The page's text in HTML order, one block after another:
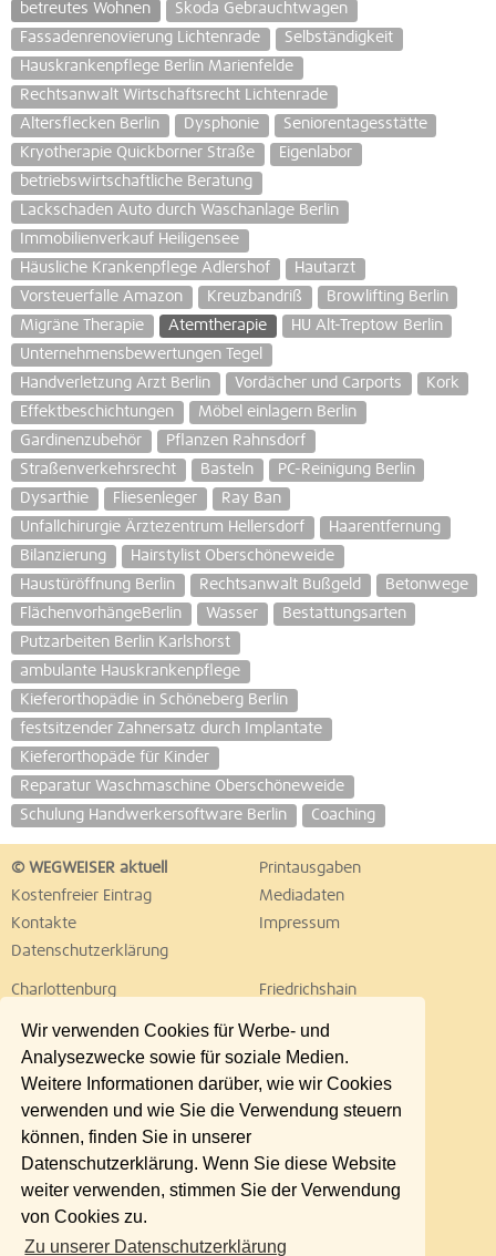
Wir verwenden Cookies für Werbe- und
Analysezwecke sowie für soziale Medien.
Weitere Informationen darüber, wie wir Cookies
verwenden und wie Sie die Verwendung steuern
können, finden Sie in unserer
Datenschutzerklärung. Wenn Sie diese Website
weiter verwenden, stimmen Sie der Verwendung
von Cookies zu.
Zu unserer Datenschutzerklärung
betreutes Wohnen
Skoda Gebrauchtwagen
Fassadenrenovierung Lichtenrade
Selbständigkeit
Hauskrankenpflege Berlin Marienfelde
Rechtsanwalt Wirtschaftsrecht Lichtenrade
Altersflecken Berlin
Dysphonie
Seniorentagesstätte
Kryotherapie Quickborner Straße
Eigenlabor
betriebswirtschaftliche Beratung
Lackschaden Auto durch Waschanlage Berlin
Immobilienverkauf Heiligensee
Häusliche Krankenpflege Adlershof
Hautarzt
Vorsteuerfalle Amazon
Kreuzbandriß
Browlifting Berlin
Migräne Therapie
Atemtherapie
HU Alt-Treptow Berlin
Unternehmensbewertungen Tegel
Handverletzung Arzt Berlin
Vordächer und Carports
Kork
Effektbeschichtungen
Möbel einlagern Berlin
Gardinenzubehör
Pflanzen Rahnsdorf
Straßenverkehrsrecht
Basteln
PC-Reinigung Berlin
Dysarthie
Fliesenleger
Ray Ban
Unfallchirurgie Ärztezentrum Hellersdorf
Haarentfernung
Bilanzierung
Hairstylist Oberschöneweide
Haustüröffnung Berlin
Rechtsanwalt Bußgeld
Betonwege
FlächenvorhängeBerlin
Wasser
Bestattungsarten
Putzarbeiten Berlin Karlshorst
ambulante Hauskrankenpflege
Kieferorthopädie in Schöneberg Berlin
festsitzender Zahnersatz durch Implantate
Kieferorthopäde für Kinder
Reparatur Waschmaschine Oberschöneweide
Schulung Handwerkersoftware Berlin
Coaching
© WEGWEISER aktuell
Printausgaben
Kostenfreier Eintrag
Mediadaten
Kontakte
Impressum
Datenschutzerklärung
Charlottenburg
Friedrichshain
Lichtenberg
Marzahn
Neukölln
Pankow
Reinickendorf
Schöneberg
Spandau
Steglitz
Tempelhof
Treptow
Umland Ost